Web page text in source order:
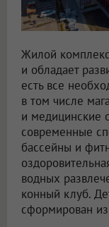
Жилой
и обладает
есть все
в том числе
и медицинские
современные
бассейны и
водных
конный клуб.
сформирован